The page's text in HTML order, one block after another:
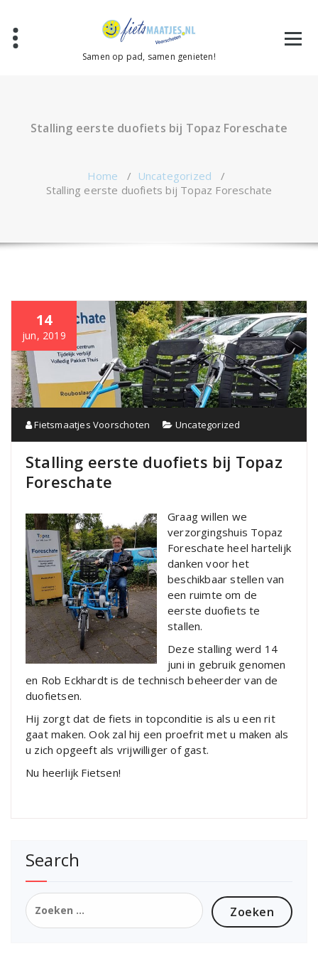
inhoud
Samen op pad, samen genieten!
Stalling eerste duofiets bij Topaz Foreschate
Home / Uncategorized /
Stalling eerste duofiets bij Topaz Foreschate
14
jun, 2019
Fietsmaatjes Voorschoten Uncategorized
Stalling eerste duofiets bij Topaz
Foreschate
Graag willen we
verzorgingshuis Topaz
Foreschate heel hartelijk
danken voor het
beschikbaar stellen van
een ruimte om de
eerste duofiets te
stallen.
Deze stalling werd 14
juni in gebruik genomen
en Rob Eckhardt is de technisch beheerder van de
duofietsen.
Hij zorgt dat de fiets in topconditie is als u een rit
gaat maken. Ook zal hij een proefrit met u maken als
u zich opgeeft als vrijwilliger of gast.
Nu heerlijk Fietsen!
Search
Zoeken
naar: